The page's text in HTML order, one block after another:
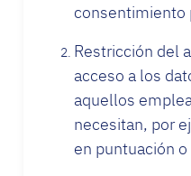
consentimiento
Restricción del
acceso a los
aquellos
necesitan, por
en puntuación